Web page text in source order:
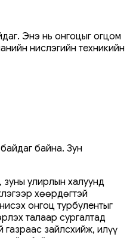
Энэ нь онгоцыг огцом
нислэгийн техникийн
байна. Зун
улирлын халуунд
хөөрдөгтэй
онгоц турбулентыг
талаар сургалтад
газраас зайлсхийж, илүү